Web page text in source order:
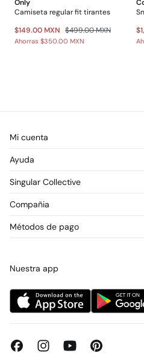
Only
Camiseta regular fit tirantes
$149.00 MXN $499.00 MXN
Ahorras $350.00 MXN
Mi cuenta
Registrarme
Direcciones de envío
Ayuda
Preguntas frecuentes
Envío
Promociones vigentes
Singular Collective
¡Únete!
Compañia
Tiendas
Métodos de pago
Nuestra app